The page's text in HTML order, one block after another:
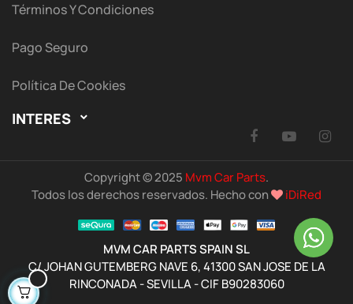
Términos Y Condiciones
Pago Seguro
Política De Cookies
INTERES 
Facebook
Copyright © 2025 Mvm Car Parts.
Todos los derechos reservados. Hecho con
iDiRed
MVM CAR PARTS SPAIN SL
C/ JOHAN GUTEMBERG NAVE 6, 41300 SAN JOSE DE LA
RINCONADA - SEVILLA - CIF B90283060